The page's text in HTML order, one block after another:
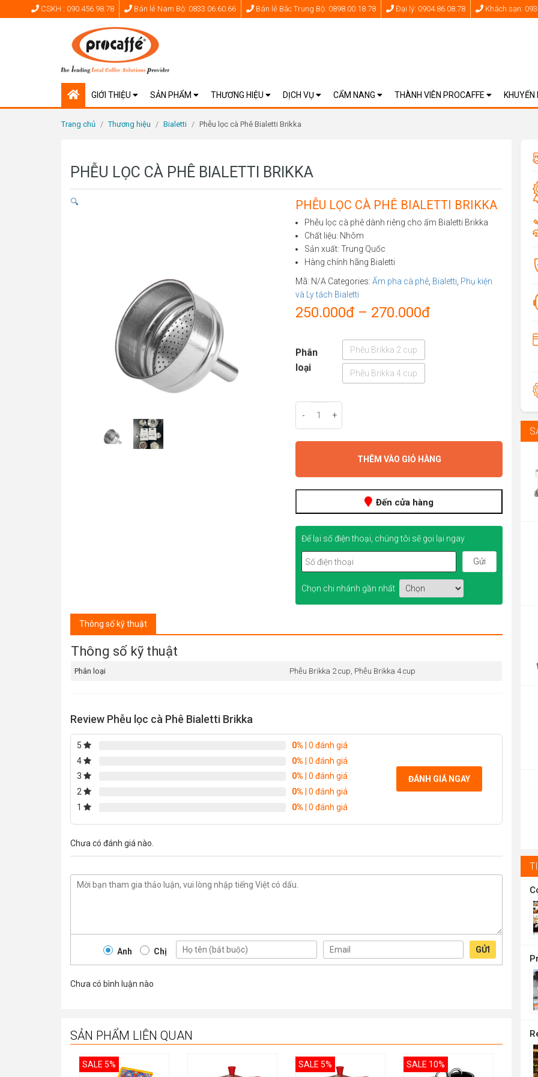
CSKH : 090.456.98.78 Bán lẻ Nam Bộ: 0833.06.60.66 Bán lẻ Bắc Trung Bộ: 0898.00.18.78 Đại lý: 0904.86.08.78 Khách sạn:
GIỚI THIỆU SẢN PHẨM THƯƠNG HIỆU DỊCH VỤ CẨM NANG THÀNH VIÊN PROCAFFE KHUYẾN
Trang chủ / Thương hiệu / Bialetti / Phễu lọc cà Phê Bialetti Brikka
PHỄU LỌC CÀ PHÊ BIALETTI BRIKKA
🔍 PHỄU LỌC CÀ PHÊ BIALETTI BRIKKA
Phễu lọc cà phê dành riêng cho ấm Bialetti Brikka
Chất liệu: Nhôm
Sản xuất: Trung Quốc
Hàng chính hãng Bialetti
Mã: N/A Categories: Ấm pha cà phê Bialetti Phụ kiện
và Ly tách Bialetti
250.000đ – 270.000đPrice
Phân
loại
Phễu Brikka 2 cup
Phễu Brikka 4 cup
- +
THÊM VÀO GIỎ HÀNG
Đến cửa hàng
Để lại số điện thoại, chúng tôi sẽ gọi lại ngay
Chọn chi nhánh gần nhất
Thông số kỹ thuật
Thông số kỹ thuật
Phân loại Phễu Brikka 2 cup, Phễu Brikka 4 cup
Review Phễu lọc cà Phê Bialetti Brikka
5 0% | 0 đánh giá
4
0% | 0 đánh giá
3
0% | 0 đánh giá
2
0% | 0 đánh giá
1
0% | 0 đánh giá
ĐÁNH GIÁ NGAY
Chưa có đánh giá nào.
Anh Chị GỬI
Chưa có bình luận nào
SẢN PHẨM LIÊN QUAN
SALE 5% SALE 5% SALE 10%